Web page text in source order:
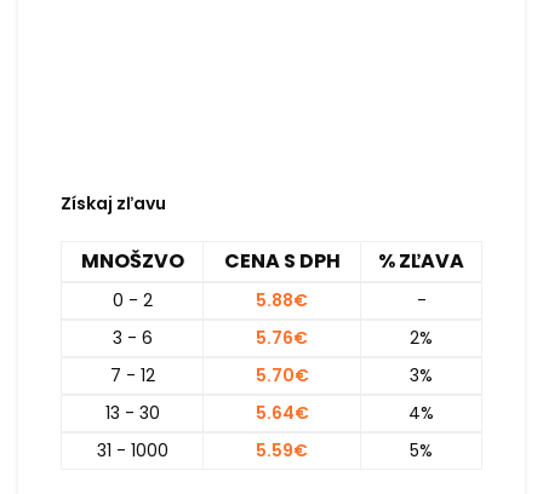
Získaj zľavu
MNOŠZVO CENA S DPH % ZĽAVA
0 - 2 5.88€
-
3 - 6
5.76€
2%
7 - 12
5.70€
3%
13 - 30
5.64€
4%
31 - 1000
5.59€ 5%